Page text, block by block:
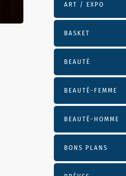
ART / EXPO
BASKET
BEAUTÉ
BEAUTÉ-FEMME
BEAUTÉ-HOMME
BONS PLANS